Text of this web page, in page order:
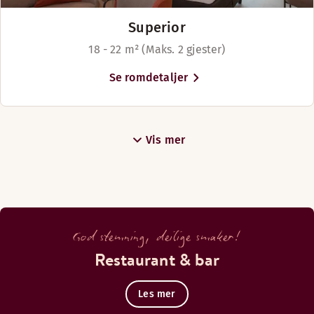
Superior
18 - 22 m² (Maks. 2 gjester)
Se romdetaljer
Vis mer
God stemning, deilige smaker!
Restaurant & bar
Les mer